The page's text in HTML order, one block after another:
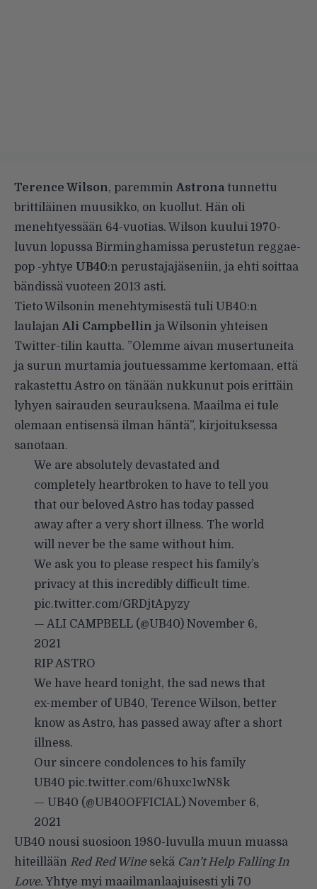
Terence Wilson, paremmin Astrona tunnettu
brittiläinen muusikko, on kuollut. Hän oli
menehtyessään 64-vuotias. Wilson kuului 1970-
luvun lopussa Birminghamissa perustetun reggae-
pop -yhtye UB40:n perustajajäseniin, ja ehti soittaa
bändissä vuoteen 2013 asti.
Tieto Wilsonin menehtymisestä tuli UB40:n
laulajan Ali Campbellin ja Wilsonin yhteisen
Twitter-tilin kautta. ”Olemme aivan musertuneita
ja surun murtamia joutuessamme kertomaan, että
rakastettu Astro on tänään nukkunut pois erittäin
lyhyen sairauden seurauksena. Maailma ei tule
olemaan entisensä ilman häntä”, kirjoituksessa
sanotaan.
We are absolutely devastated and
completely heartbroken to have to tell you
that our beloved Astro has today passed
away after a very short illness. The world
will never be the same without him.
We ask you to please respect his family’s
privacy at this incredibly difficult time.
pic.twitter.com/GRDjtApyzy
— ALI CAMPBELL (@UB40) November 6,
2021
RIP ASTRO
We have heard tonight, the sad news that
ex-member of UB40, Terence Wilson, better
know as Astro, has passed away after a short
illness.
Our sincere condolences to his family
UB40 pic.twitter.com/6huxc1wN8k
— UB40 (@UB40OFFICIAL) November 6,
2021
UB40 nousi suosioon 1980-luvulla muun muassa
hiteillään Red Red Winesekä Can’t Help Falling In
Love. Yhtye myi maailmanlaajuisesti yli 70